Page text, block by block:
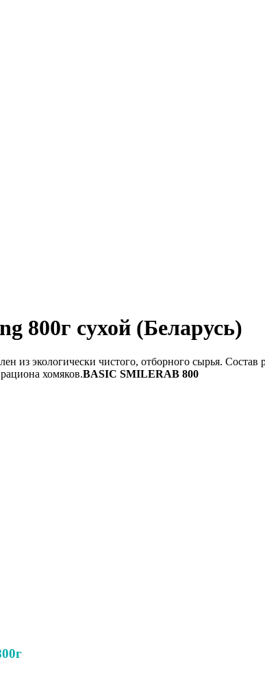
800г сухой (Беларусь)
из экологически чистого, отборного сырья.
хомяков.BASIC SMILERAB 800